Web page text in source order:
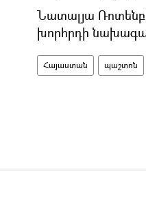
Նատալյա
խորհրդի
Հայաստան պաշտոն